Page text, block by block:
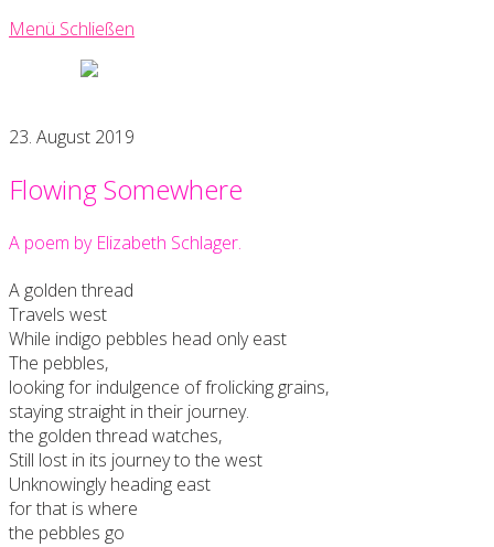
Menü Schließen
Uni-
Writing
23. August 2019
Flowing Somewhere
A poem by Elizabeth Schlager.
A golden thread
Travels west
While indigo pebbles head only east
The pebbles,
looking for indulgence of frolicking grains,
staying straight in their journey.
the golden thread watches,
Still lost in its journey to the west
Unknowingly heading east
for that is where
the pebbles go